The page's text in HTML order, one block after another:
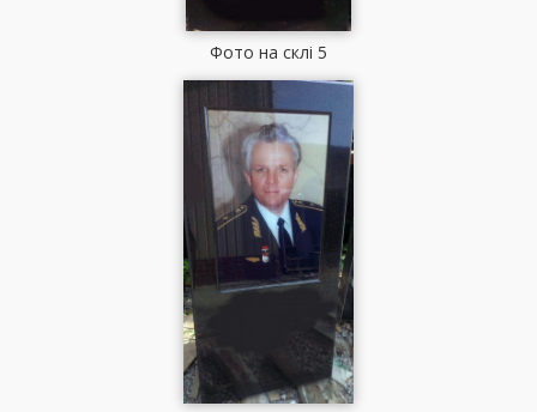
Фото на склі 5